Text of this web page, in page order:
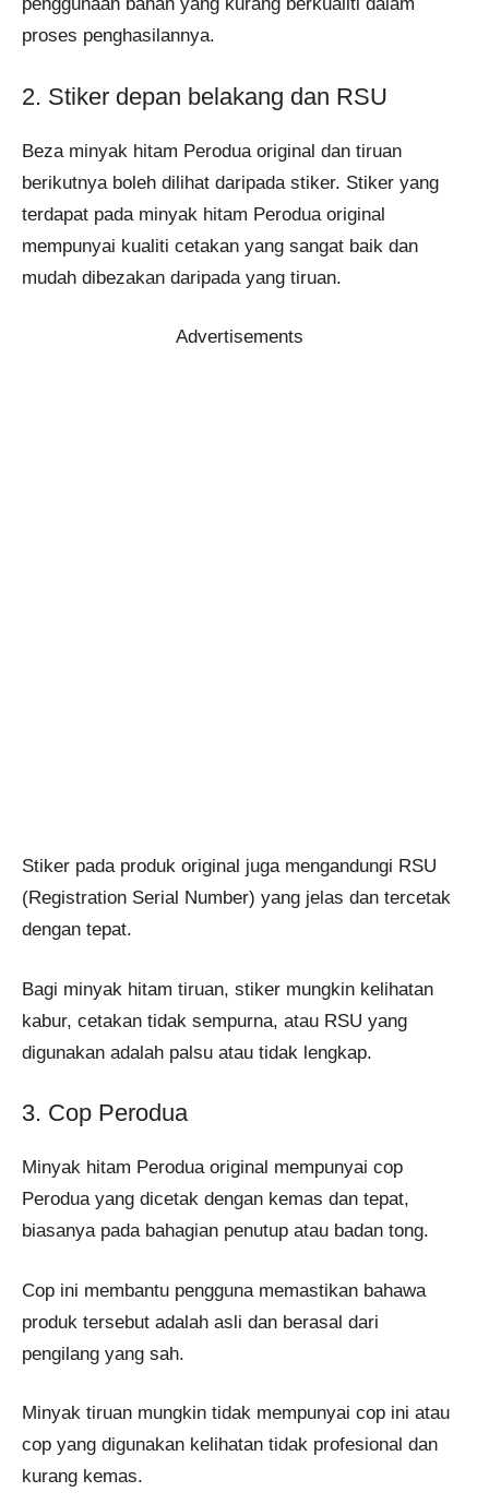
penggunaan bahan yang kurang berkualiti dalam
proses penghasilannya​​.
2. Stiker depan belakang dan RSU
Beza minyak hitam Perodua original dan tiruan
berikutnya boleh dilihat daripada stiker. Stiker yang
terdapat pada minyak hitam Perodua original
mempunyai kualiti cetakan yang sangat baik dan
mudah dibezakan daripada yang tiruan.
Advertisements
Stiker pada produk original juga mengandungi RSU
(Registration Serial Number) yang jelas dan tercetak
dengan tepat.
Bagi minyak hitam tiruan, stiker mungkin kelihatan
kabur, cetakan tidak sempurna, atau RSU yang
digunakan adalah palsu atau tidak lengkap​​.
3. Cop Perodua
Minyak hitam Perodua original mempunyai cop
Perodua yang dicetak dengan kemas dan tepat,
biasanya pada bahagian penutup atau badan tong.
Cop ini membantu pengguna memastikan bahawa
produk tersebut adalah asli dan berasal dari
pengilang yang sah.
Minyak tiruan mungkin tidak mempunyai cop ini atau
cop yang digunakan kelihatan tidak profesional dan
kurang kemas​​.